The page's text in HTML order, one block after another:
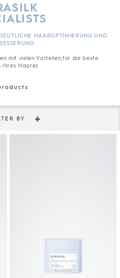
HAAROPTIMIERUNG UND
mit vielen Vorteilen,für die beste
Ihres Haares
BY